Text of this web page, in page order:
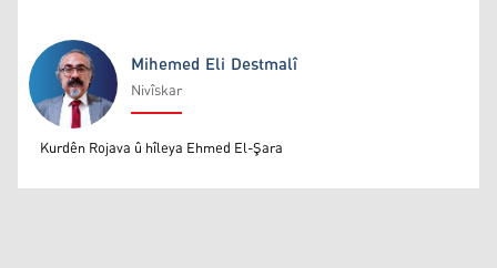
Mihemed Eli Destmalî
Mihemed Eli Destmalî
Nivîskar
Kurdên Rojava û hîleya Ehmed El-Şara